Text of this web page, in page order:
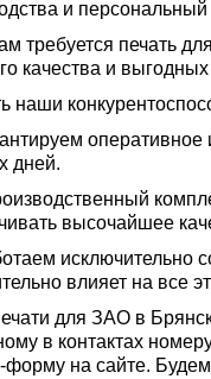
и
требуется печать
качества и
наши
оперативное
дней.
высочайшее
исключительно
влияет на все
для ЗАО в
в контактах
форму на сайте.